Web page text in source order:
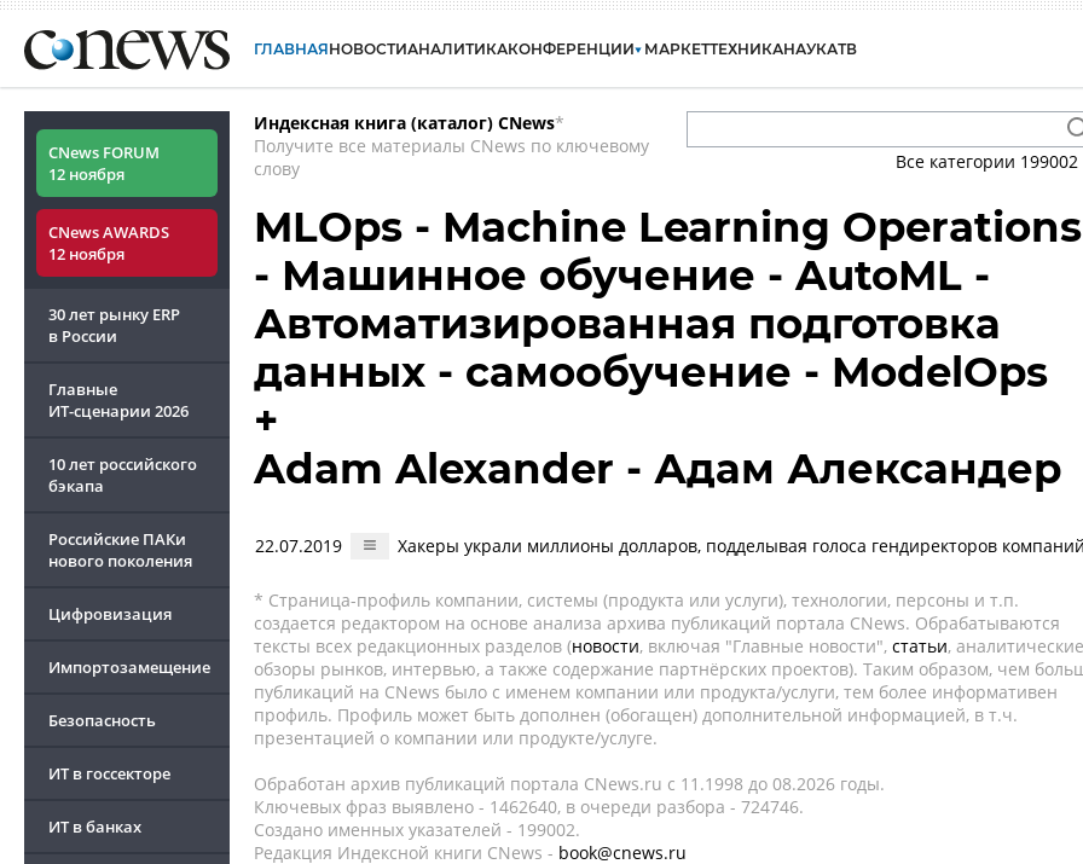
ГЛАВНАЯНОВОСТИАНАЛИТИКАКОНФЕРЕНЦИИ МАРКЕТТЕХНИКАНАУКАТВ
CNews FORUM
12 ноября
CNews AWARDS
12 ноября
30 лет рынку ERP
в России
Главные
ИТ-сценарии 2026
10 лет российского
бэкапа
Российские ПАКи
нового поколения
Цифровизация
Импортозамещение
Безопасность
ИТ в госсекторе
ИТ в банках
Индексная книга (каталог) CNews*
Получите все материалы CNews по ключевому
слову
Все категории 199002
MLOps - Machine Learning Operations
- Машинное обучение - AutoML -
Автоматизированная подготовка
данных - самообучение - ModelOps
+
Adam Alexander - Адам Александер
22.07.2019 Хакеры украли миллионы долларов, подделывая голоса гендиректоров компаний
* Страница-профиль компании, системы (продукта или услуги), технологии, персоны и т.п.
создается редактором на основе анализа архива публикаций портала CNews. Обрабатываются
тексты всех редакционных разделов (новости, включая "Главные новости", статьи, аналитические
обзоры рынков, интервью, а также содержание партнёрских проектов). Таким образом, чем
публикаций на CNews было с именем компании или продукта/услуги, тем более информативен
профиль. Профиль может быть дополнен (обогащен) дополнительной информацией, в т.ч.
презентацией о компании или продукте/услуге.
Обработан архив публикаций портала CNews.ru c 11.1998 до 08.2026 годы.
Ключевых фраз выявлено - 1462640, в очереди разбора - 724746.
Создано именных указателей - 199002.
Редакция Индексной книги CNews - book@cnews.ru